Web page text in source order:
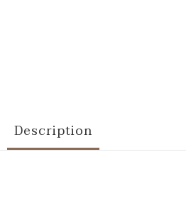
Description